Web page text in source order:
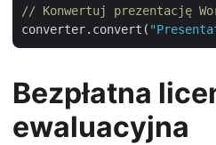
// Konwertuj prezentację
converter.convert(
Bezpłatna
ewaluacyjna